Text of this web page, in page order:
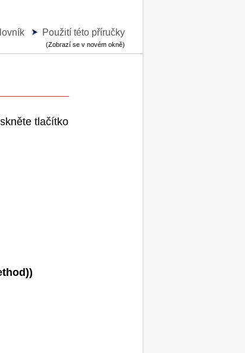
Použití této příručky
(Zobrazí se v novém okně)
tlačítko